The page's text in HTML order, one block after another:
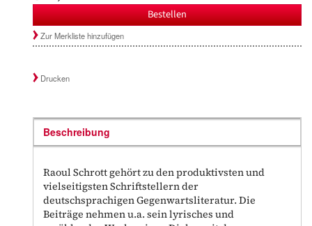
Bestellen
Zur Merkliste hinzufügen
Drucken
Beschreibung
Raoul Schrott gehört zu den produktivsten und
vielseitigsten Schriftstellern der
deutschsprachigen Gegenwartsliteratur. Die
Beiträge nehmen u.a. sein lyrisches und